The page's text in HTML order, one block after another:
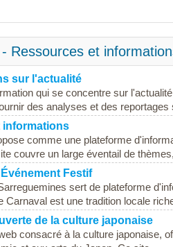
Ressources et
sur l'actualité
qui se concentre sur
des analyses et des reportages
informations
comme une plateforme
couvre un large éventail de
Festif
sert de plateforme
est une tradition locale
de la culture japonaise
consacré à la culture japonaise,